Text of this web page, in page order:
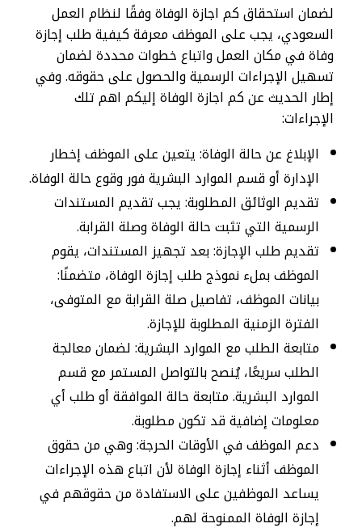
لضمان استحقاق كم اجازة الوفاة وفقًا لنظام العمل
السعودي، يجب على الموظف معرفة كيفية طلب إجازة
وفاة في مكان العمل واتباع خطوات محددة لضمان
تسهيل الإجراءات الرسمية والحصول على حقوقه. وفي
إطار الحديث عن كم اجازة الوفاة إليكم اهم تلك
الإجراءات:
الإبلاغ عن حالة الوفاة: يتعين على الموظف إخطار
الإدارة أو قسم الموارد البشرية فور وقوع حالة الوفاة.
تقديم الوثائق المطلوبة: يجب تقديم المستندات
الرسمية التي تثبت حالة الوفاة وصلة القرابة.
تقديم طلب الإجازة: بعد تجهيز المستندات، يقوم
الموظف بملء نموذج طلب إجازة الوفاة، متضمنًا:
بيانات الموظف، تفاصيل صلة القرابة مع المتوفى،
الفترة الزمنية المطلوبة للإجازة.
متابعة الطلب مع الموارد البشرية: لضمان معالجة
الطلب سريعًا، يُنصح بالتواصل المستمر مع قسم
الموارد البشرية. متابعة حالة الموافقة أو طلب أي
معلومات إضافية قد تكون مطلوبة.
دعم الموظف في الأوقات الحرجة: وهي من حقوق
الموظف أثناء إجازة الوفاة لأن اتباع هذه الإجراءات
يساعد الموظفين على الاستفادة من حقوقهم في
إجازة الوفاة الممنوحة لهم.